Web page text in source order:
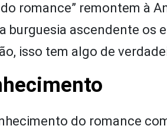
romance” remontem à
burguesia ascendente os
isso tem algo de
do romance